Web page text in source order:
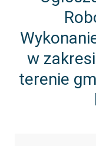
w
terenie